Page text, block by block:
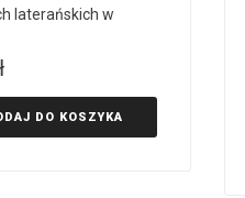
laterańskich w
DO KOSZYKA